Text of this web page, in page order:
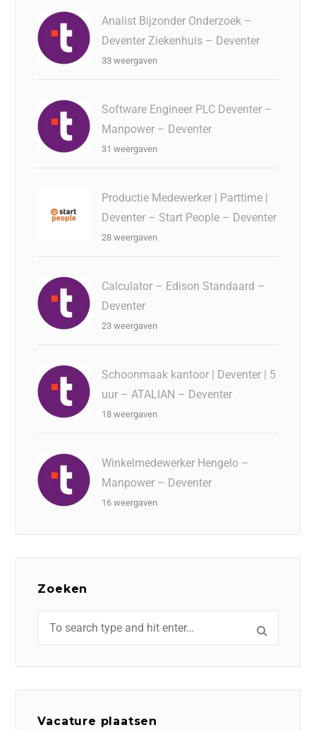
Analist Bijzonder Onderzoek –
Deventer Ziekenhuis – Deventer
33 weergaven
Software Engineer PLC Deventer –
Manpower – Deventer
31 weergaven
Productie Medewerker | Parttime |
Deventer – Start People – Deventer
28 weergaven
Calculator – Edison Standaard –
Deventer
23 weergaven
Schoonmaak kantoor | Deventer | 5
uur – ATALIAN – Deventer
18 weergaven
Winkelmedewerker Hengelo –
Manpower – Deventer
16 weergaven
Zoeken
Vacature plaatsen